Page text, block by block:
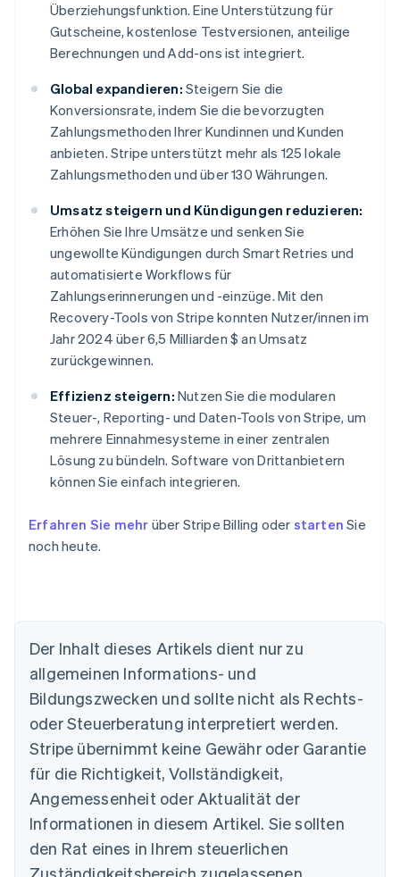
Überziehungsfunktion. Eine Unterstützung für
Gutscheine, kostenlose Testversionen, anteilige
Berechnungen und Add-ons ist integriert.
Global expandieren: Steigern Sie die
Konversionsrate, indem Sie die bevorzugten
Zahlungsmethoden Ihrer Kundinnen und Kunden
anbieten. Stripe unterstützt mehr als 125 lokale
Zahlungsmethoden und über 130 Währungen.
Umsatz steigern und Kündigungen reduzieren:
Erhöhen Sie Ihre Umsätze und senken Sie
ungewollte Kündigungen durch Smart Retries und
automatisierte Workflows für
Zahlungserinnerungen und -einzüge. Mit den
Recovery-Tools von Stripe konnten Nutzer/innen im
Jahr 2024 über 6,5 Milliarden $ an Umsatz
zurückgewinnen.
Effizienz steigern: Nutzen Sie die modularen
Steuer-, Reporting- und Daten-Tools von Stripe, um
mehrere Einnahmesysteme in einer zentralen
Lösung zu bündeln. Software von Drittanbietern
können Sie einfach integrieren.
Erfahren Sie mehr über Stripe Billing oder starten Sie
noch heute.
Der Inhalt dieses Artikels dient nur zu
allgemeinen Informations- und
Bildungszwecken und sollte nicht als Rechts-
oder Steuerberatung interpretiert werden.
Stripe übernimmt keine Gewähr oder Garantie
für die Richtigkeit, Vollständigkeit,
Angemessenheit oder Aktualität der
Informationen in diesem Artikel. Sie sollten
den Rat eines in Ihrem steuerlichen
Australien
English
Belgien
Nederlands Français DeutschEnglish
Brasilien
PortuguêsEnglish
English
Dänemark
English
Deutschland